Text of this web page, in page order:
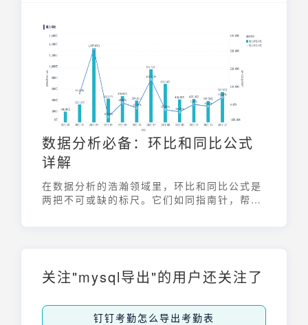
额、销售额构成、客户来源等。其直观的视觉
效果，使读者能够快速了解数据的分布情况，
因此在商业报告、数据分析等领域应用广泛。
圆饼图的有效使用，能帮助我们更好地理解和
呈现数据，从而做出更明智的决策。
数据分析必备：环比和同比公式
详解
在数据分析的浩瀚领域里，环比和同比公式是
两把不可或缺的标尺。它们如同指南针，帮助
同比公式，助你轻松驾驭数据分析。
关注"mysql导出"的用户还关注了
钉钉考勤怎么导出考勤表